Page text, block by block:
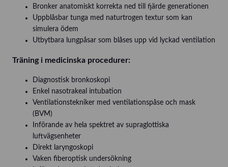
Bronker anatomiskt korrekta ned till fjärde generationen
Uppblåsbar tunga med naturtrogen textur som kan
simulera ödem
Utbytbara lungpåsar som blåses upp vid lyckad ventilation
Träning i medicinska procedurer:
Diagnostisk bronkoskopi
Enkel nasotrakeal intubation
Ventilationstekniker med ventilationspåse och mask
(BVM)
Införande av hela spektret av supraglottiska
luftvägsenheter
Direkt laryngoskopi
Vaken fiberoptisk undersökning